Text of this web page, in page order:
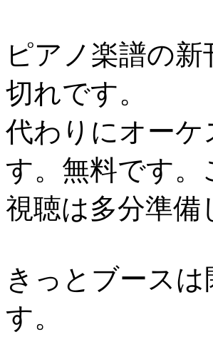
ピアノ楽譜の
切れです。
代わりにオー
す。無料です
視聴は多分準
きっとブース
す。